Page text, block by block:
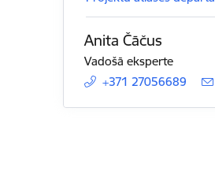
Anita Čāčus
Vadošā eksperte
+371 27056689